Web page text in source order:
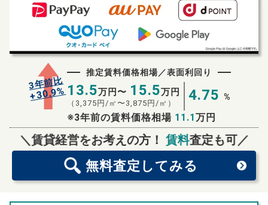
3年前比
+30.9%
推定賃料価格相場／表面利回り
13.5万円〜 15.5万円
（ 3,375 円/㎡〜 3,875 円/㎡） 4.75 %
※3年前の賃料価格相場 11.1万円
＼賃貸経営をお考えの方！ 賃料査定も可／
無料査定 してみる
無料査定スタート！